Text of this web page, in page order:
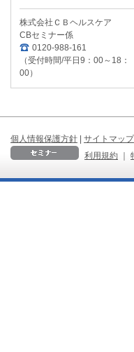
株式会社ＣＢヘルスケア
CBセミナー係
0120-988-161
（受付時間/平日9：00～18：
00）
個人情報保護方針 | サイトマップ
利用規約
｜